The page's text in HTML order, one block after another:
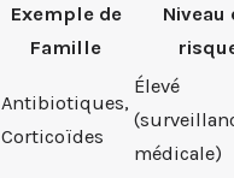
Exemple de
Famille
Niveau
Antibiotiques,
Corticoïdes
Élevé
médicale)